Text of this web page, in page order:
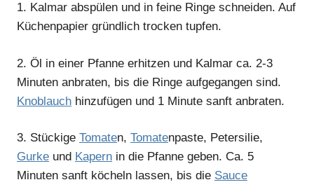
1. Kalmar abspülen und in feine Ringe schneiden. Auf
Küchenpapier gründlich trocken tupfen.
2. Öl in einer Pfanne erhitzen und Kalmar ca. 2-3
Minuten anbraten, bis die Ringe aufgegangen sind.
Knoblauch hinzufügen und 1 Minute sanft anbraten.
3. Stückige Tomaten, Tomatenpaste, Petersilie,
Gurke und Kapern in die Pfanne geben. Ca. 5
Minuten sanft köcheln lassen, bis die Sauce